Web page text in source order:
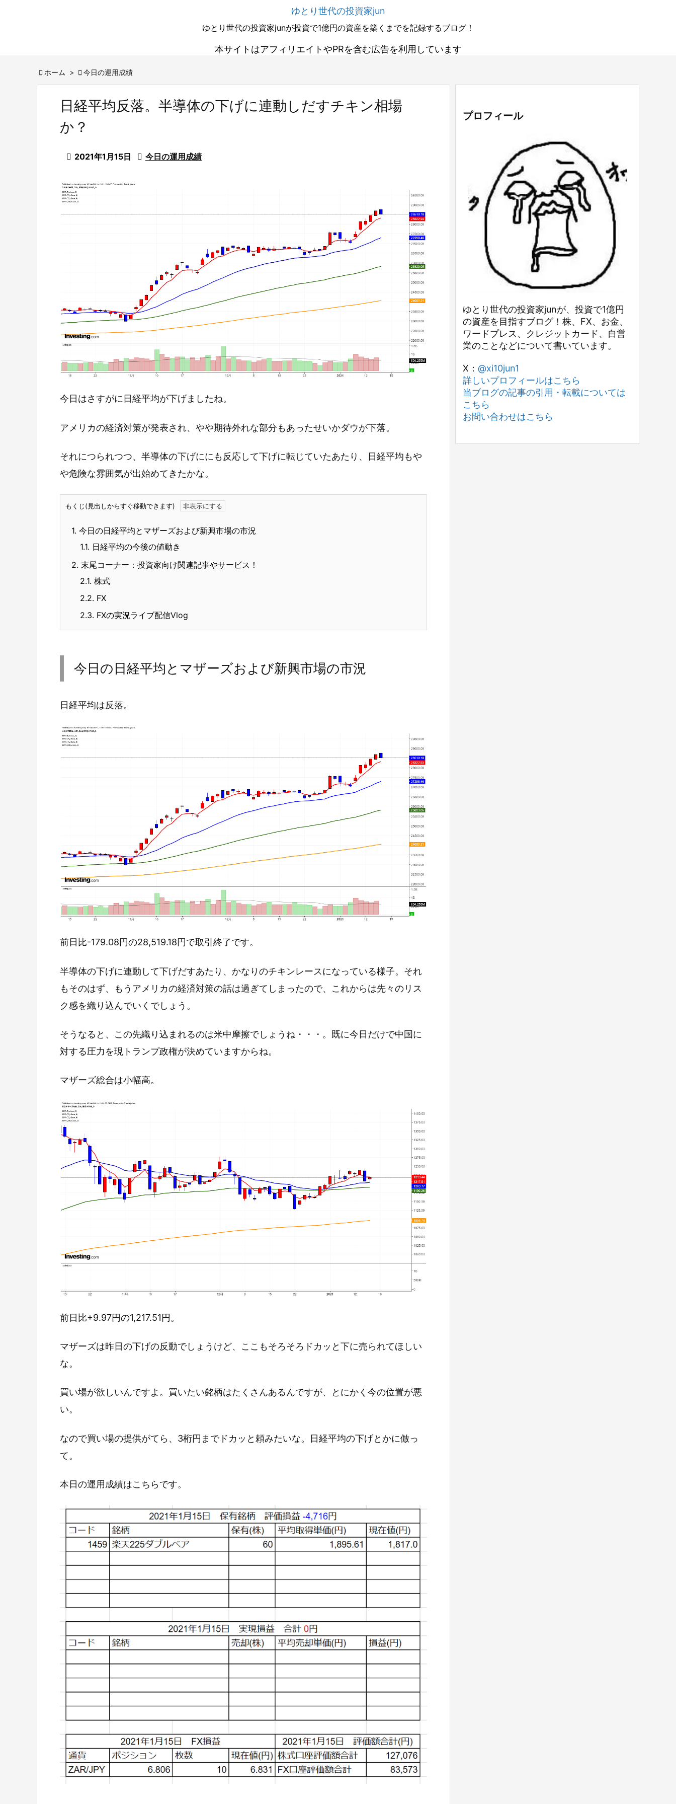
ゆとり世代の投資家jun
ゆとり世代の投資家junが投資で1億円の資産を築くまでを記録するブログ！
本サイトはアフィリエイトやPRを含む広告を利用しています
 ホーム >  今日の運用成績
日経平均反落。半導体の下げに連動しだすチキン相場
か？
 2021年1月15日  今日の運用成績
今日はさすがに日経平均が下げましたね。
アメリカの経済対策が発表され、やや期待外れな部分もあったせいかダウが下落。
それにつられつつ、半導体の下げににも反応して下げに転じていたあたり、日経平均もや
や危険な雰囲気が出始めてきたかな。
もくじ(見出しからすぐ移動できます)
1. 今日の日経平均とマザーズおよび新興市場の市況
1.1. 日経平均の今後の値動き
2. 末尾コーナー：投資家向け関連記事やサービス！
2.1. 株式
2.2. FX
2.3. FXの実況ライブ配信Vlog
今日の日経平均とマザーズおよび新興市場の市況
日経平均は反落。
前日比-179.08円の28,519.18円で取引終了です。
半導体の下げに連動して下げだすあたり、かなりのチキンレースになっている様子。それ
もそのはず、もうアメリカの経済対策の話は過ぎてしまったので、これからは先々のリス
ク感を織り込んでいくでしょう。
そうなると、この先織り込まれるのは米中摩擦でしょうね・・・。既に今日だけで中国に
対する圧力を現トランプ政権が決めていますからね。
マザーズ総合は小幅高。
前日比+9.97円の1,217.51円。
マザーズは昨日の下げの反動でしょうけど、ここもそろそろドカッと下に売られてほしい
な。
買い場が欲しいんですよ。買いたい銘柄はたくさんあるんですが、とにかく今の位置が悪
い。
なので買い場の提供がてら、3桁円までドカッと頼みたいな。日経平均の下げとかに倣っ
て。
本日の運用成績はこちらです。
プロフィール
ゆとり世代の投資家junが、投資で1億円
の資産を目指すブログ！株、FX、お金、
ワードプレス、クレジットカード、自営
業のことなどについて書いています。
X： @xi10jun1
詳しいプロフィールはこちら
当ブログの記事の引用・転載については
こちら
お問い合わせはこちら